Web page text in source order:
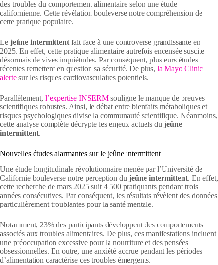
des troubles du comportement alimentaire selon une étude
californienne. Cette révélation bouleverse notre compréhension de
cette pratique populaire.
Le jeûne intermittent fait face à une controverse grandissante en
2025. En effet, cette pratique alimentaire autrefois encensée suscite
désormais de vives inquiétudes. Par conséquent, plusieurs études
récentes remettent en question sa sécurité. De plus, la Mayo Clinic
alerte sur les risques cardiovasculaires potentiels.
Parallèlement, l’expertise INSERM souligne le manque de preuves
scientifiques robustes. Ainsi, le débat entre bienfaits métaboliques et
risques psychologiques divise la communauté scientifique. Néanmoins,
cette analyse complète décrypte les enjeux actuels du jeûne
intermittent.
Nouvelles études alarmantes sur le jeûne intermittent
Une étude longitudinale révolutionnaire menée par l’Université de
Californie bouleverse notre perception du jeûne intermittent. En effet,
cette recherche de mars 2025 suit 4 500 pratiquants pendant trois
années consécutives. Par conséquent, les résultats révèlent des données
particulièrement troublantes pour la santé mentale.
Notamment, 23% des participants développent des comportements
associés aux troubles alimentaires. De plus, ces manifestations incluent
une préoccupation excessive pour la nourriture et des pensées
obsessionnelles. En outre, une anxiété accrue pendant les périodes
d’alimentation caractérise ces troubles émergents.